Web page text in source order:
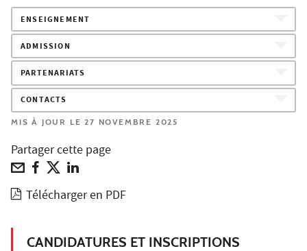
ENSEIGNEMENT
ADMISSION
PARTENARIATS
CONTACTS
MIS À JOUR LE 27 NOVEMBRE 2025
Partager cette page
Télécharger en PDF
CANDIDATURES ET INSCRIPTIONS